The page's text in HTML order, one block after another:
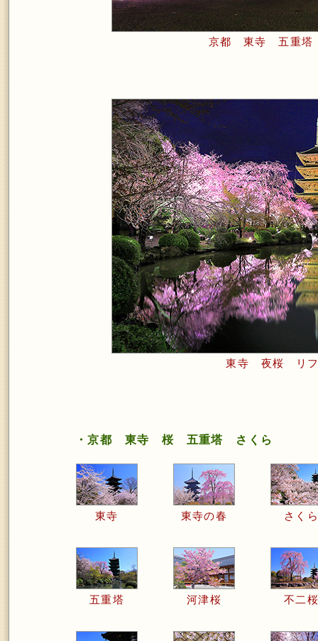
京都 東寺 五重塔
東寺 夜桜 リフ
・京都 東寺 桜 五重塔 さくら
東寺 東寺の春 さく
五重塔 河津桜 不二